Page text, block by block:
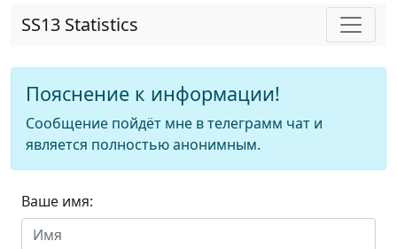
SS13 Statistics
Пояснение к информации!
Сообщение пойдёт мне в телеграмм чат и
является полностью анонимным.
Ваше имя: